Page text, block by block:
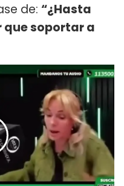
de: “¿Hasta
soportar a